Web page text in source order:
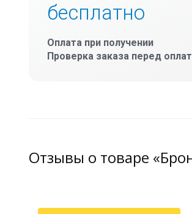
бесплатно
Оплата при получении
Проверка заказа перед
Отзывы о товаре